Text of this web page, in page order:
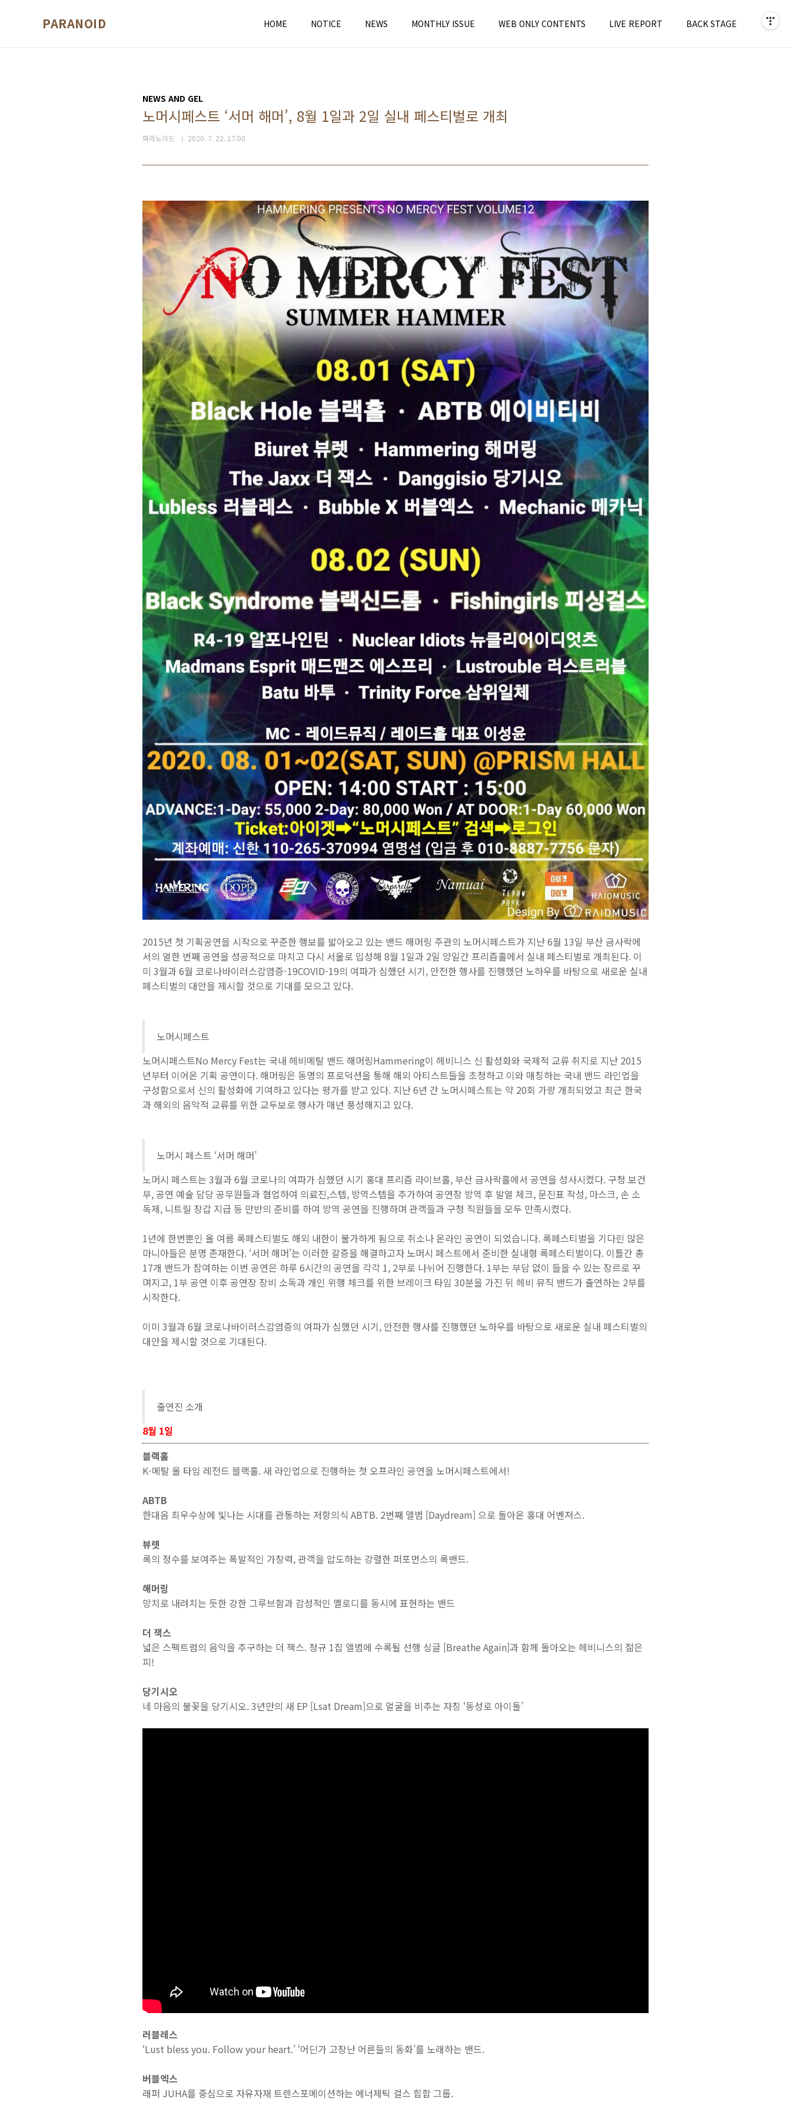
PARANOID HOME NOTICE NEWS MONTHLY ISSUE WEB ONLY CONTENTS LIVE REPORT BACK STAGE
NEWS AND GEL
노머시페스트 ‘서머 해머’, 8월 1일과 2일 실내 페스티벌로 개최
파라노이드 2020. 7. 22. 17:00
2015년 첫 기획공연을 시작으로 꾸준한 행보를 밟아오고 있는 밴드 해머링 주관의 노머시페스트가 지난 6월 13일 부산 금사락에
서의 열한 번째 공연을 성공적으로 마치고 다시 서울로 입성해 8월 1일과 2일 양일간 프리즘홀에서 실내 페스티벌로 개최된다. 이
미 3월과 6월 코로나바이러스감염증-19COVID-19의 여파가 심했던 시기, 안전한 행사를 진행했던 노하우를 바탕으로 새로운 실내
페스티벌의 대안을 제시할 것으로 기대를 모으고 있다.
노머시페스트
노머시페스트No Mercy Fest는 국내 헤비메탈 밴드 해머링Hammering이 헤비니스 신 활성화와 국제적 교류 취지로 지난 2015
년부터 이어온 기획 공연이다. 해머링은 동명의 프로덕션을 통해 해외 아티스트들을 초청하고 이와 매칭하는 국내 밴드 라인업을
구성함으로서 신의 활성화에 기여하고 있다는 평가를 받고 있다. 지난 6년 간 노머시페스트는 약 20회 가량 개최되었고 최근 한국
과 해외의 음악적 교류를 위한 교두보로 행사가 매년 풍성해지고 있다.
노머시 페스트 ‘서머 해머’
노머시 페스트는 3월과 6월 코로나의 여파가 심했던 시기 홍대 프리즘 라이브홀, 부산 금사락홀에서 공연을 성사시켰다. 구청 보건
부, 공연 예술 담당 공무원들과 협업하여 의료진,스텝, 방역스텝을 추가하여 공연장 방역 후 발열 체크, 문진표 작성, 마스크, 손 소
독제, 니트릴 장갑 지급 등 만반의 준비를 하여 방역 공연을 진행하며 관객들과 구청 직원들을 모두 만족시켰다.
1년에 한번뿐인 올 여름 록페스티벌도 해외 내한이 불가하게 됨으로 취소나 온라인 공연이 되었습니다. 록페스티벌을 기다린 많은
마니아들은 분명 존재한다. ‘서머 해머’는 이러한 갈증을 해결하고자 노머시 페스트에서 준비한 실내형 록페스티벌이다. 이틀간 총
17개 밴드가 참여하는 이번 공연은 하루 6시간의 공연을 각각 1, 2부로 나뉘어 진행한다. 1부는 부담 없이 들을 수 있는 장르로 꾸
며지고, 1부 공연 이후 공연장 장비 소독과 개인 위행 체크를 위한 브레이크 타임 30분을 가진 뒤 헤비 뮤직 밴드가 출연하는 2부를
시작한다.
이미 3월과 6월 코로나바이러스감염증의 여파가 심했던 시기, 안전한 행사를 진행했던 노하우를 바탕으로 새로운 실내 페스티벌의
대안을 제시할 것으로 기대된다.
출연진 소개
8월 1일
블랙홀
K-메탈 올 타임 레전드 블랙홀. 새 라인업으로 진행하는 첫 오프라인 공연을 노머시페스트에서!
ABTB
한대음 최우수상에 빛나는 시대를 관통하는 저항의식 ABTB. 2번째 앨범 [Daydream] 으로 돌아온 홍대 어벤져스.
뷰렛
록의 정수를 보여주는 폭발적인 가창력, 관객을 압도하는 강렬한 퍼포먼스의 록밴드.
해머링
망치로 내려치는 듯한 강한 그루브함과 감성적인 멜로디를 동시에 표현하는 밴드
더 잭스
넓은 스펙트럼의 음악을 추구하는 더 잭스. 정규 1집 앨범에 수록될 선행 싱글 [Breathe Again]과 함께 돌아오는 헤비니스의 젊은
피!
당기시오
네 마음의 불꽃을 당기시오. 3년만의 새 EP [Lsat Dream]으로 얼굴을 비추는 자칭 ‘동성로 아이돌’
러블레스
‘Lust bless you. Follow your heart.’ ‘어딘가 고장난 어른들의 동화’를 노래하는 밴드.
버블엑스
래퍼 JUHA를 중심으로 자유자재 트렌스포메이션하는 에너제틱 걸스 힙합 그룹.